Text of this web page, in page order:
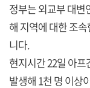
정부는 외교부 대변
해 지역에 대한 조
니다.
현지시간 22일 아
발생해 1천 명 이상